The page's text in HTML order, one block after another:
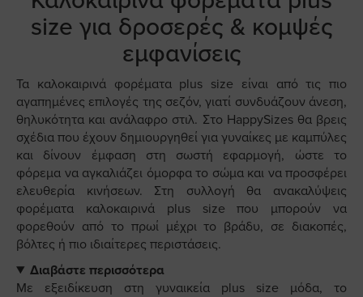
size για δροσερές & κομψές
εμφανίσεις
Τα καλοκαιρινά φορέματα plus size είναι από τις πιο
αγαπημένες επιλογές της σεζόν, γιατί συνδυάζουν άνεση,
θηλυκότητα και ανάλαφρο στιλ. Στο HappySizes θα βρεις
σχέδια που έχουν δημιουργηθεί για γυναίκες με καμπύλες
και δίνουν έμφαση στη σωστή εφαρμογή, ώστε το
φόρεμα να αγκαλιάζει όμορφα το σώμα και να προσφέρει
ελευθερία κινήσεων. Στη συλλογή θα ανακαλύψεις
φορέματα καλοκαιρινά plus size που μπορούν να
φορεθούν από το πρωί μέχρι το βράδυ, σε διακοπές,
βόλτες ή πιο ιδιαίτερες περιστάσεις.
Διαβάστε περισσότερα
Με εξειδίκευση στη γυναικεία plus size μόδα, το